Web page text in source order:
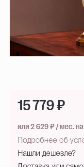
15 779 ₽
или 2 629 ₽ / мес.
Подробнее об
Нашли дешевле?